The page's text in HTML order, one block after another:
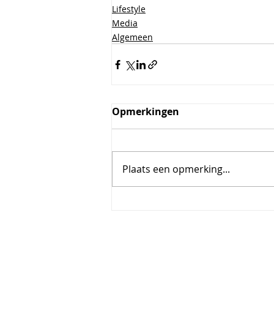
Lifestyle
Media
Algemeen
Opmerkingen
Plaats een opmerking...